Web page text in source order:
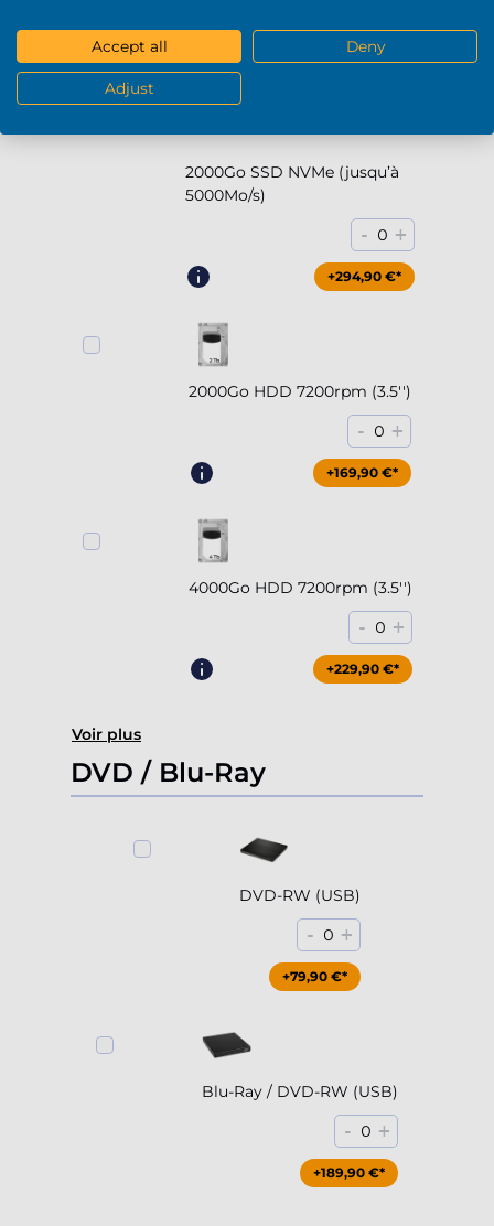
+169,90 €*
2000Go SSD NVMe (jusqu’à
5000Mo/s)
- 0 +
+294,90 €*
2000Go HDD 7200rpm (3.5'')
- 0 +
+169,90 €*
4000Go HDD 7200rpm (3.5'')
- 0 +
+229,90 €*
Voir plus
DVD / Blu-Ray
DVD-RW (USB)
- 0 +
+79,90 €*
Blu-Ray / DVD-RW (USB)
- 0 +
+189,90 €*
Accept all Deny
Adjust